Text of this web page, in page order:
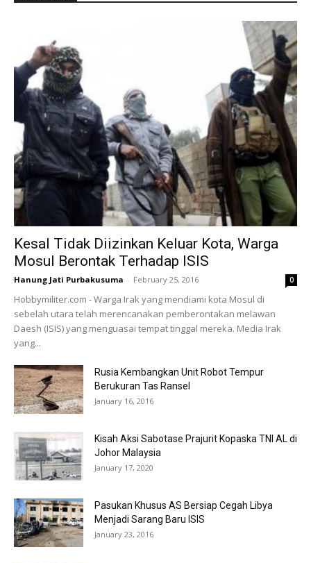
Kesal Tidak Diizinkan Keluar Kota, Warga
Mosul Berontak Terhadap ISIS
Hanung Jati Purbakusuma - February 25, 2016 0
Hobbymiliter.com - Warga Irak yang mendiami kota Mosul di
sebelah utara telah merencanakan pemberontakan melawan
Daesh (ISIS) yang menguasai tempat tinggal mereka. Media Irak
yang...
Rusia Kembangkan Unit Robot Tempur
Berukuran Tas Ransel
January 16, 2016
Kisah Aksi Sabotase Prajurit Kopaska TNI AL di
Johor Malaysia
January 17, 2020
Pasukan Khusus AS Bersiap Cegah Libya
Menjadi Sarang Baru ISIS
January 23, 2016